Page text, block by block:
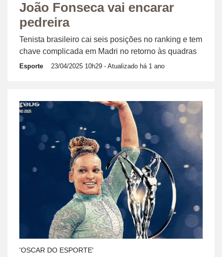
João Fonseca vai encarar
pedreira
Tenista brasileiro cai seis posições no ranking e tem
chave complicada em Madri no retorno às quadras
Esporte 23/04/2025 10h29 - Atualizado há 1 ano
'OSCAR DO ESPORTE'